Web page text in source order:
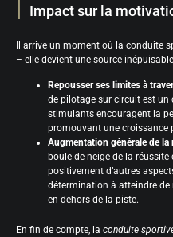
Impact sur la
Il arrive un moment où la conduite
– elle devient une source
Repousser ses limites à
de pilotage sur circuit est un
stimulants encouragent la
promouvant une croissance
Augmentation générale de
boule de neige de la
positivement d’autres
détermination à atteindre de
en dehors de la piste.
En fin de compte, la conduite